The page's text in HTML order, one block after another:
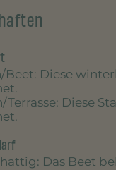
Beet: Diese
Terrasse: Diese
: Das Beet